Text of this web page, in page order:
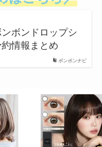
ボンボンナビ
ンボンドロップシ
情報まとめ